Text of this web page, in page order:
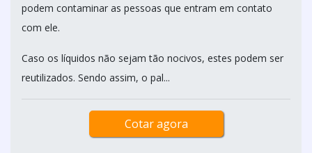
podem contaminar as pessoas que entram em contato
com ele.
Caso os líquidos não sejam tão nocivos, estes podem ser
reutilizados. Sendo assim, o pal...
Cotar agora